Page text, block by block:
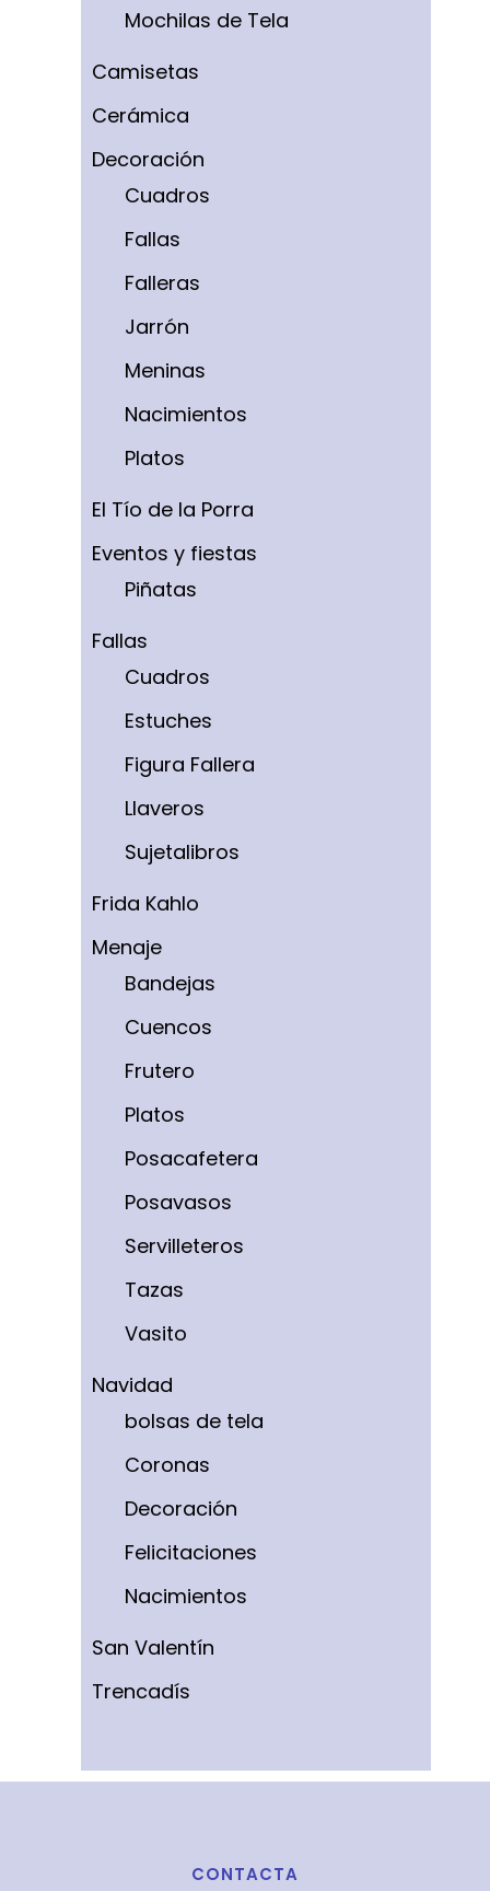
Mochilas de Tela
Camisetas
Cerámica
Decoración
Cuadros
Fallas
Falleras
Jarrón
Meninas
Nacimientos
Platos
El Tío de la Porra
Eventos y fiestas
Piñatas
Fallas
Cuadros
Estuches
Figura Fallera
Llaveros
Sujetalibros
Frida Kahlo
Menaje
Bandejas
Cuencos
Frutero
Platos
Posacafetera
Posavasos
Servilleteros
Tazas
Vasito
Navidad
bolsas de tela
Coronas
Decoración
Felicitaciones
Nacimientos
San Valentín
Trencadís
CONTACTA